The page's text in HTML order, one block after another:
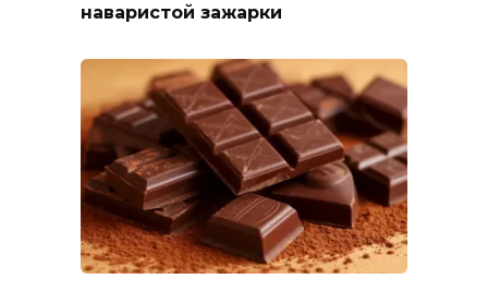
наваристой зажарки